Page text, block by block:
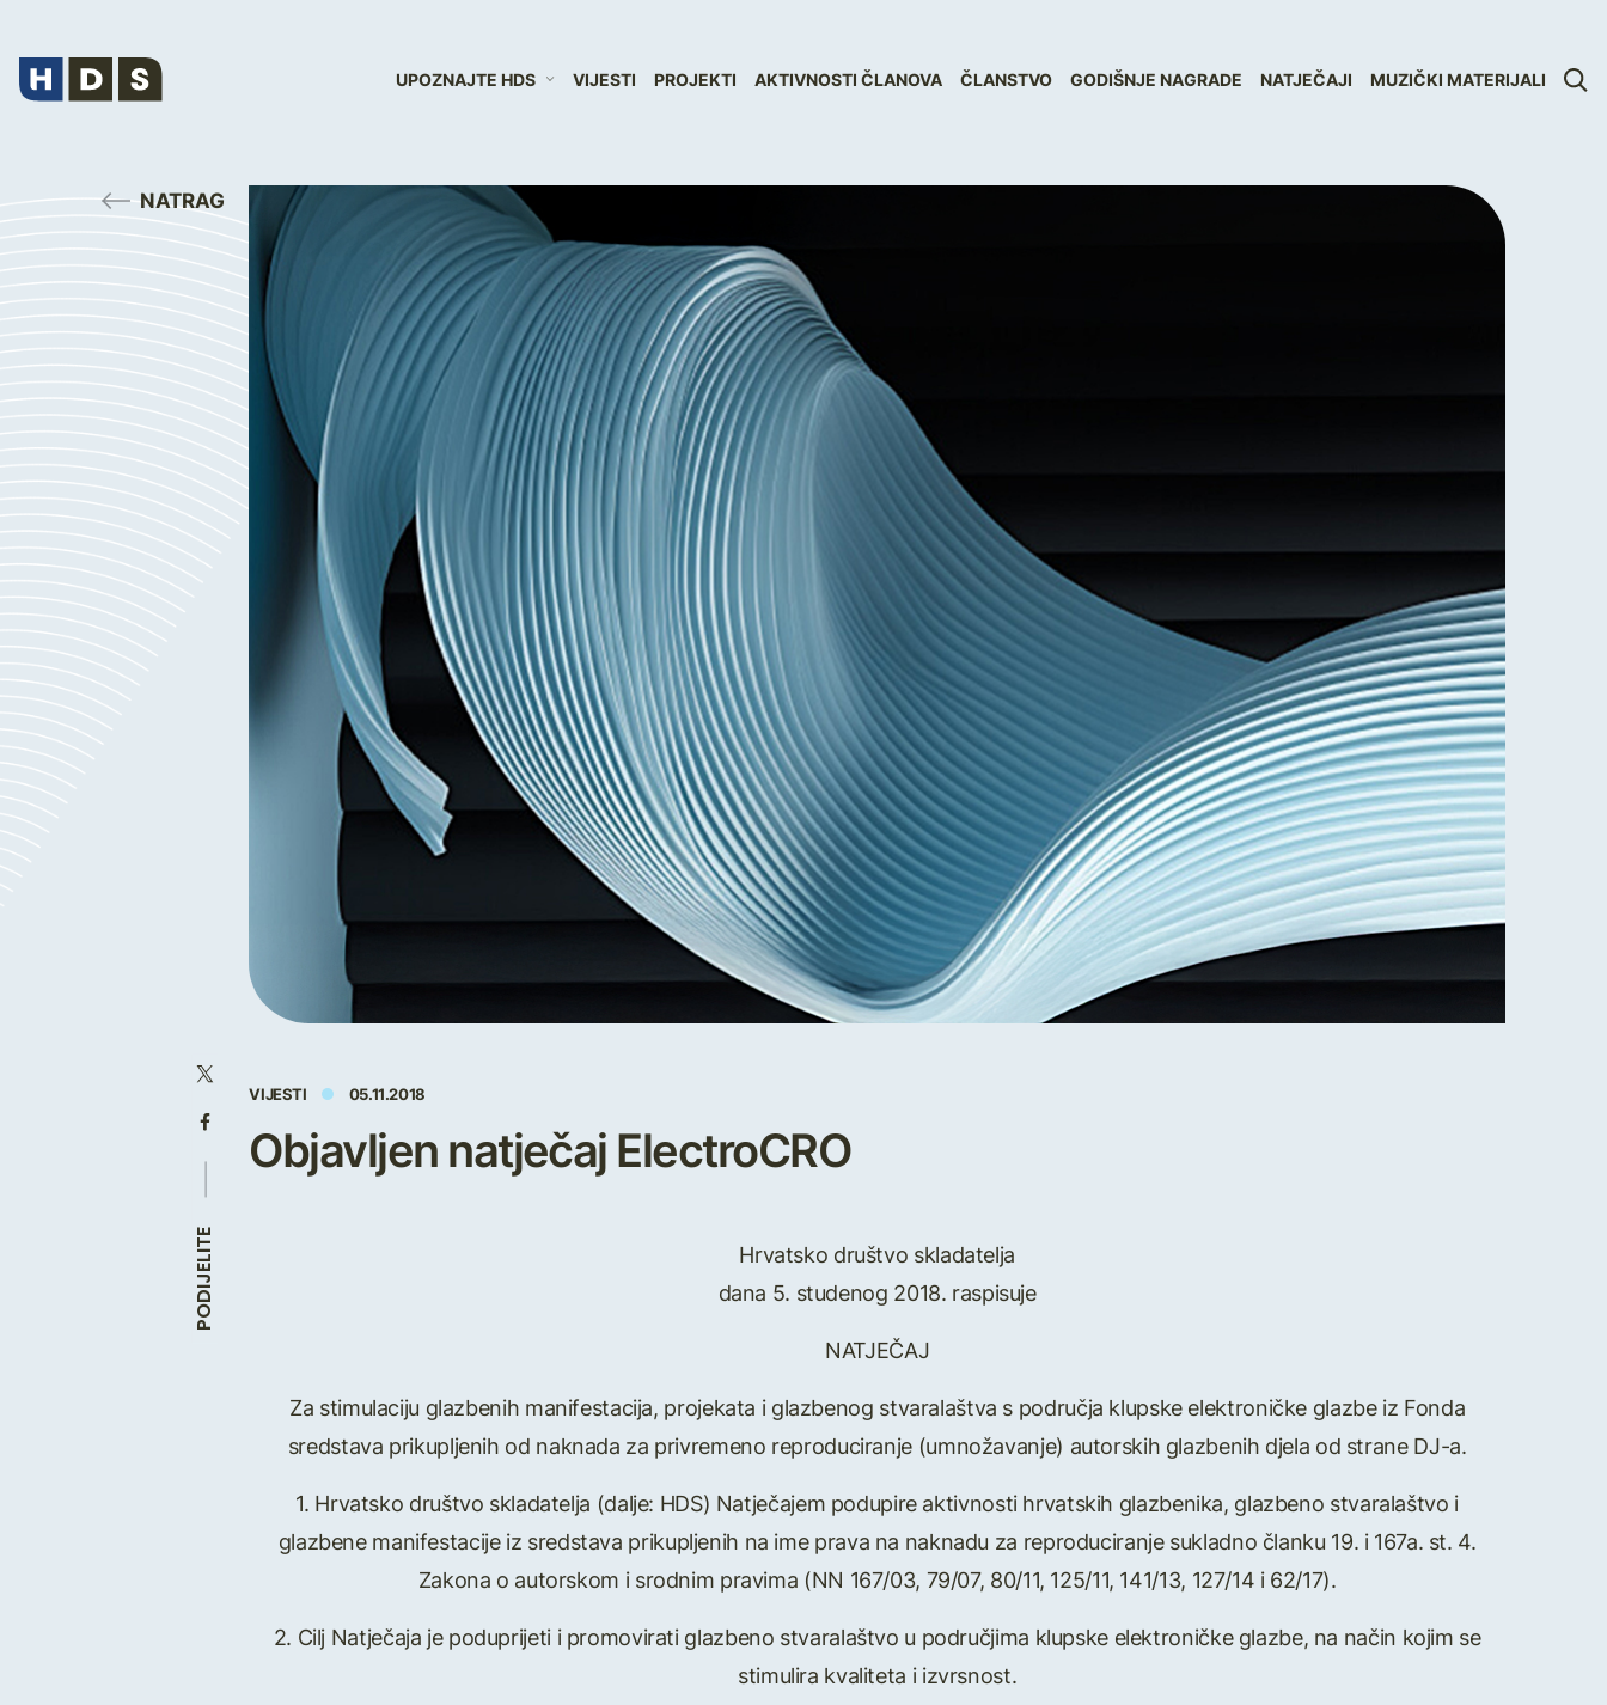
UPOZNAJTE HDS VIJESTI PROJEKTI AKTIVNOSTI ČLANOVA ČLANSTVO GODIŠNJE NAGRADE NATJEČAJI MUZIČKI MATERIJALI
NATRAG
PODIJELITE
VIJESTI 05.11.2018
Objavljen natječaj ElectroCRO
Hrvatsko društvo skladatelja
dana 5. studenog 2018. raspisuje
NATJEČAJ
Za stimulaciju glazbenih manifestacija, projekata i glazbenog stvaralaštva s područja klupske elektroničke glazbe iz Fonda
sredstava prikupljenih od naknada za privremeno reproduciranje (umnožavanje) autorskih glazbenih djela od strane DJ-a.
1. Hrvatsko društvo skladatelja (dalje: HDS) Natječajem podupire aktivnosti hrvatskih glazbenika, glazbeno stvaralaštvo i
glazbene manifestacije iz sredstava prikupljenih na ime prava na naknadu za reproduciranje sukladno članku 19. i 167a. st. 4.
Zakona o autorskom i srodnim pravima (NN 167/03, 79/07, 80/11, 125/11, 141/13, 127/14 i 62/17).
2. Cilj Natječaja je poduprijeti i promovirati glazbeno stvaralaštvo u područjima klupske elektroničke glazbe, na način kojim se
stimulira kvaliteta i izvrsnost.